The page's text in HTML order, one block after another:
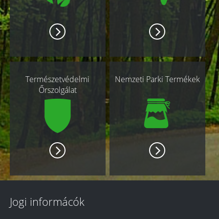
Természetvédelmi
Őrszolgálat
Nemzeti Parki Termékek
Jogi informácók